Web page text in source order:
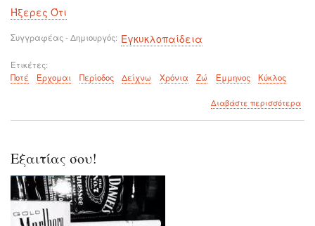
Ήξερες Ότι
Συγγραφέας - Δημιουργός Εγκυκλοπαίδεια
Ετικέτες
Ποτέ
Έρχομαι Περίοδος Δείχνω Χρόνια Ζώ Έμμηνος Κύκλος
Διαβάστε περισσότεραγια
Εξαιτίας σου!